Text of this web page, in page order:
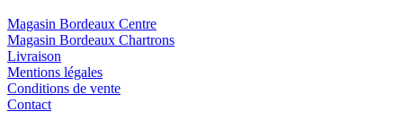
Magasin Bordeaux Centre
Magasin Bordeaux Chartrons
Livraison
Mentions légales
Conditions de vente
Contact